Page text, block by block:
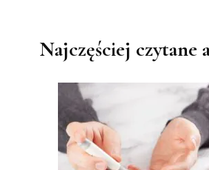
Najczęściej czytane